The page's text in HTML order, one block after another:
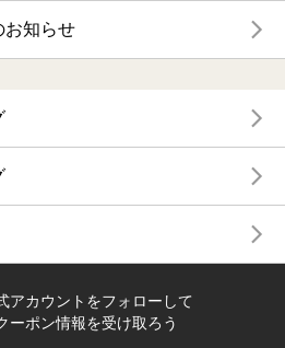
お知らせ
アカウントをフォローして
ーポン情報を受け取ろう